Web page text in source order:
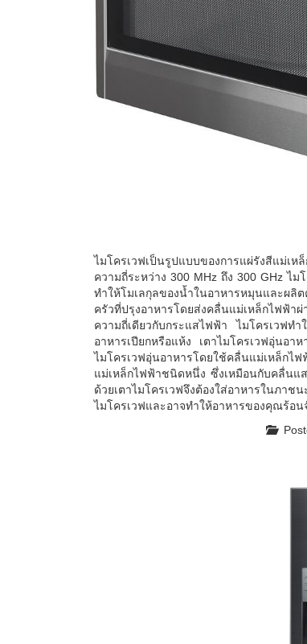
ไมโครเวฟเป็นรูปแบบของการแผ่รังสีแม่เ
ความถี่ระหว่าง 300 MHz ถึง 300 GHz ไ
ทำให้โมเลกุลของน้ำในอาหารหมุนและผลิ
ครัวที่ปรุงอาหารโดยส่งคลื่นแม่เหล็กไฟฟ้า
ความถี่เดียวกับกระแสไฟฟ้า ไมโครเวฟท
อาหารเปียกหรือแห้ง เตาไมโครเวฟอุ่นอ
ไมโครเวฟอุ่นอาหารโดยใช้คลื่นแม่เหล็กไ
แม่เหล็กไฟฟ้าชนิดหนึ่ง ซึ่งเหมือนกับคลื่นแ
ด้วยเตาไมโครเวฟจึงต้องใส่อาหารในภ
ไมโครเวฟและอาจทำให้อาหารของคุณร้อ